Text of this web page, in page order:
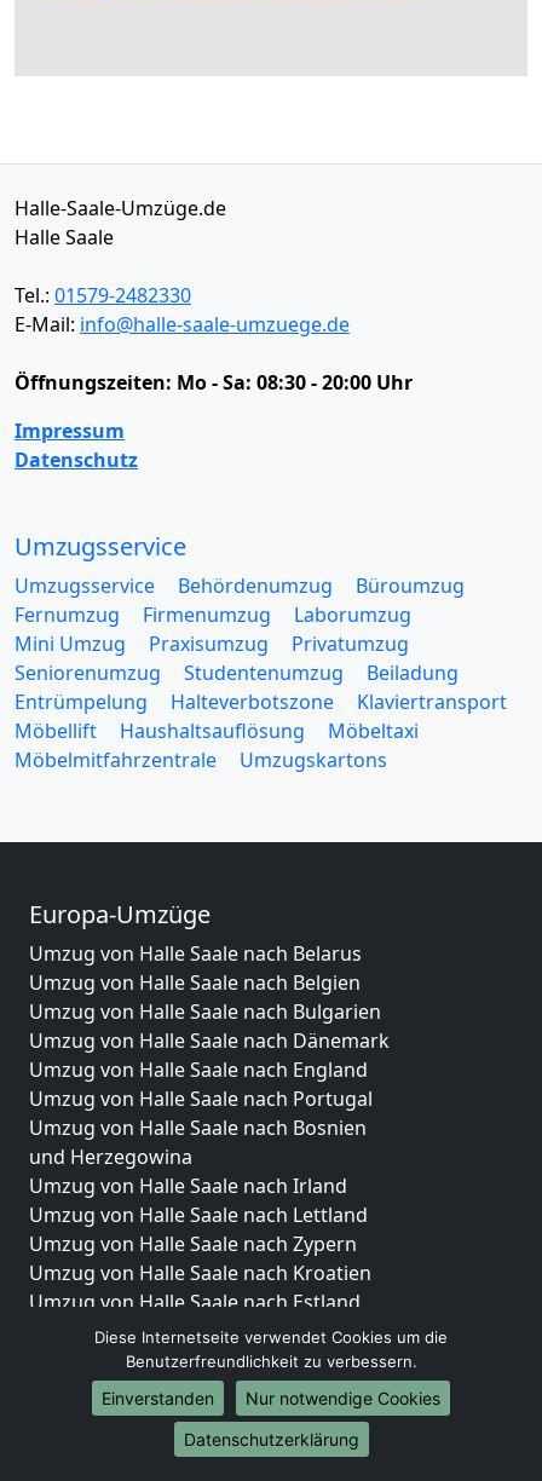
Halle-Saale-Umzüge.de
Halle Saale
Tel.: 01579-2482330
E-Mail: info@halle-saale-umzuege.de
Öffnungszeiten: Mo - Sa: 08:30 - 20:00 Uhr
Impressum
Datenschutz
Umzugsservice
Umzugsservice Behördenumzug
Büroumzug
Fernumzug
Firmenumzug
Laborumzug
Mini Umzug
Praxisumzug
Privatumzug
Seniorenumzug
Studentenumzug
Beiladung
Entrümpelung
Halteverbotszone
Klaviertransport
Möbellift
Haushaltsauflösung
Möbeltaxi
Möbelmitfahrzentrale
Umzugskartons
Europa-Umzüge
Umzug von Halle Saale nach Belarus
Umzug von Halle Saale nach Belgien
Umzug von Halle Saale nach Bulgarien
Umzug von Halle Saale nach Dänemark
Umzug von Halle Saale nach England
Umzug von Halle Saale nach Portugal
Umzug von Halle Saale nach Bosnien
und Herzegowina
Umzug von Halle Saale nach Irland
Umzug von Halle Saale nach Lettland
Umzug von Halle Saale nach Zypern
Umzug von Halle Saale nach Kroatien
Umzug von Halle Saale nach Estland
Umzug von Halle Saale nach Finnland
Umzug von Halle Saale nach Frankreich
Umzug von Halle Saale nach Griechenland
Umzug von Halle Saale nach Italien
Umzug von Halle Saale nach Liechtenstein
Diese Internetseite verwendet Cookies um die
Benutzerfreundlichkeit zu verbessern.
Einverstanden
Nur notwendige Cookies
Datenschutzerklärung